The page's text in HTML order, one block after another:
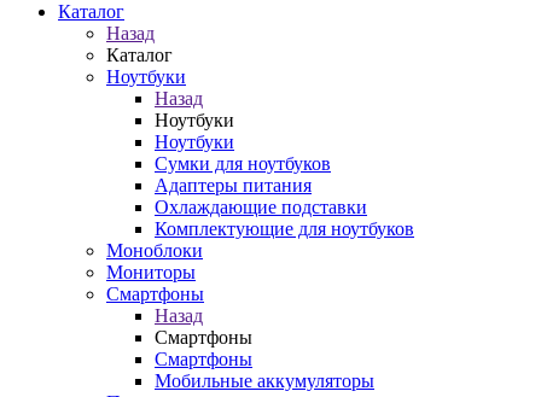
Каталог
Назад
Каталог
Ноутбуки
Назад
Ноутбуки
Ноутбуки
Сумки для ноутбуков
Адаптеры питания
Охлаждающие подставки
Комплектующие для ноутбуков
Моноблоки
Мониторы
Смартфоны
Назад
Смартфоны
Смартфоны
Мобильные аккумуляторы